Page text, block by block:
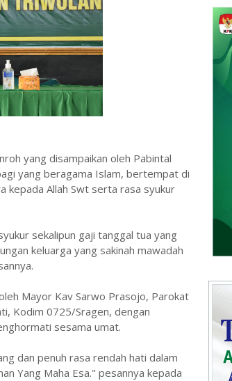
yang disampaikan oleh Pabintal
yang beragama Islam, bertempat di
kepada Allah Swt serta rasa syukur
sekalipun gaji tanggal tua yang
keluarga yang sakinah mawadah
Mayor Kav Sarwo Prasojo, Parokat
Kodim 0725/Sragen, dengan
sesama umat.
dan penuh rasa rendah hati dalam
Yang Maha Esa." pesannya kepada